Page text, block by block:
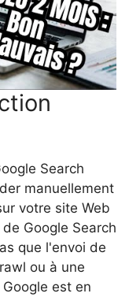
Search
manuellement
votre site Web
Google Search
que l'envoi de
ou à une
est en